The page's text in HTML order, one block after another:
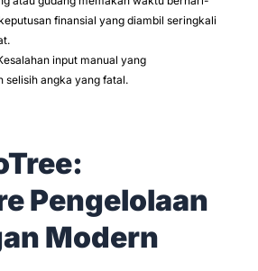
finansial yang diambil seringkali
input manual yang
selisih angka yang fatal.
Pengelolaan
Modern